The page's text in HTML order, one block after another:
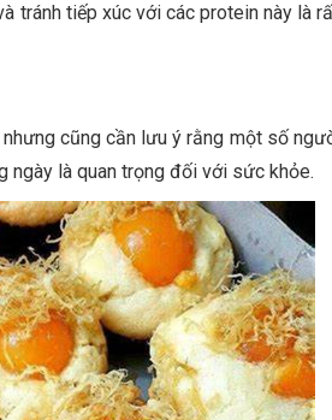
tiếp xúc với các protein này là
cũng cần lưu ý rằng một số
ngày là quan trọng đối với sức khỏe.